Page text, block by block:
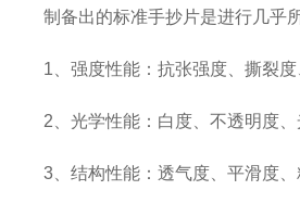
制备出的标准手抄片是进行几乎
1 、强度性能：抗张强度、撕裂度
2 、光学性能：白度、不透明度、
3 、结构性能：透气度、平滑度、